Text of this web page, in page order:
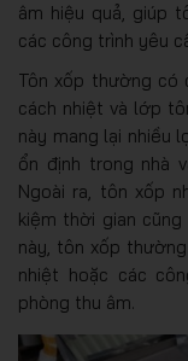
âm hiệu quả, giúp
các công trình yêu
Tôn xốp thường
cách nhiệt và lớp
này mang lại nhiều
ổn định trong nhà
Ngoài ra, tôn xốp
kiệm thời gian
này, tôn xốp
nhiệt hoặc các
phòng thu âm.